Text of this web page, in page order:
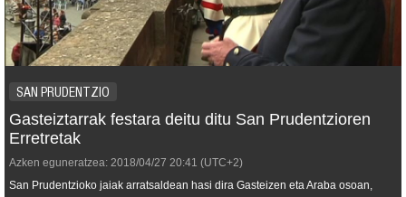
SAN PRUDENTZIO
Gasteiztarrak festara deitu ditu San Prudentzioren
Erretretak
Azken eguneratzea: 2018/04/27 20:41 (UTC+2)
San Prudentzioko jaiak arratsaldean hasi dira Gasteizen eta Araba osoan,